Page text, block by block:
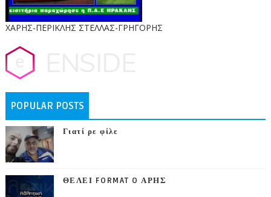
ΧΑΡΗΣ-ΠΕΡΙΚΛΗΣ ΣΤΕΛΛΑΣ-ΓΡΗΓΟΡΗΣ
POPULAR POSTS
Γιατί ρε φίλε
ΘΕΛΕΙ FORMAT O ΑΡΗΣ